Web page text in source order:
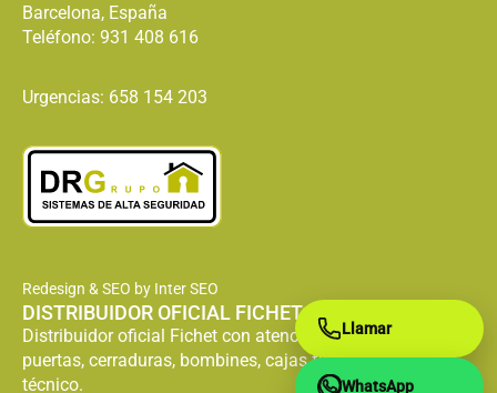
Barcelona, España
Teléfono: 931 408 616
Urgencias: 658 154 203
Redesign & SEO by Inter SEO
DISTRIBUIDOR OFICIAL FICHET
Distribuidor oficial Fichet con atención especializada en
puertas, cerraduras, bombines, cajas fuertes y servicio
técnico.
Llamar
WhatsApp